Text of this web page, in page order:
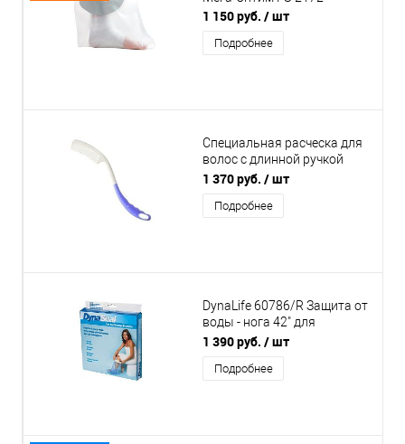
1 150 руб. / шт
Подробнее
Специальная расческа для
волос с длинной ручкой
Titan DA-5502
1 370 руб. / шт
Подробнее
DynaLife 60786/R Защита от
воды - нога 42" для
взрослых 105 см
1 390 руб. / шт
Подробнее